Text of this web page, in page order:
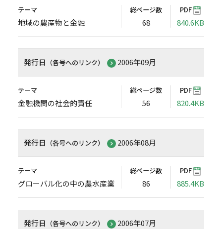
テーマ
地域の農産物と金融
総ページ数
68
PDF
840.6KB
発行日 （各号へのリンク） 2006年09月
テーマ
金融機関の社会的責任
総ページ数
56
PDF
820.4KB
発行日 （各号へのリンク） 2006年08月
テーマ
グローバル化の中の農水産業
総ページ数
86
PDF
885.4KB
発行日 （各号へのリンク） 2006年07月